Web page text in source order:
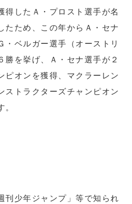
得したＡ・プロスト選手が名
たため、この年からＡ・セナ
・ベルガー選手（オーストリ
勝を挙げ、Ａ・セナ選手が２
ピオンを獲得、マクラーレン
ストラクターズチャンピオン
。
刊少年ジャンプ」等で知られ